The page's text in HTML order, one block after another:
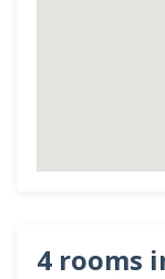
4 rooms